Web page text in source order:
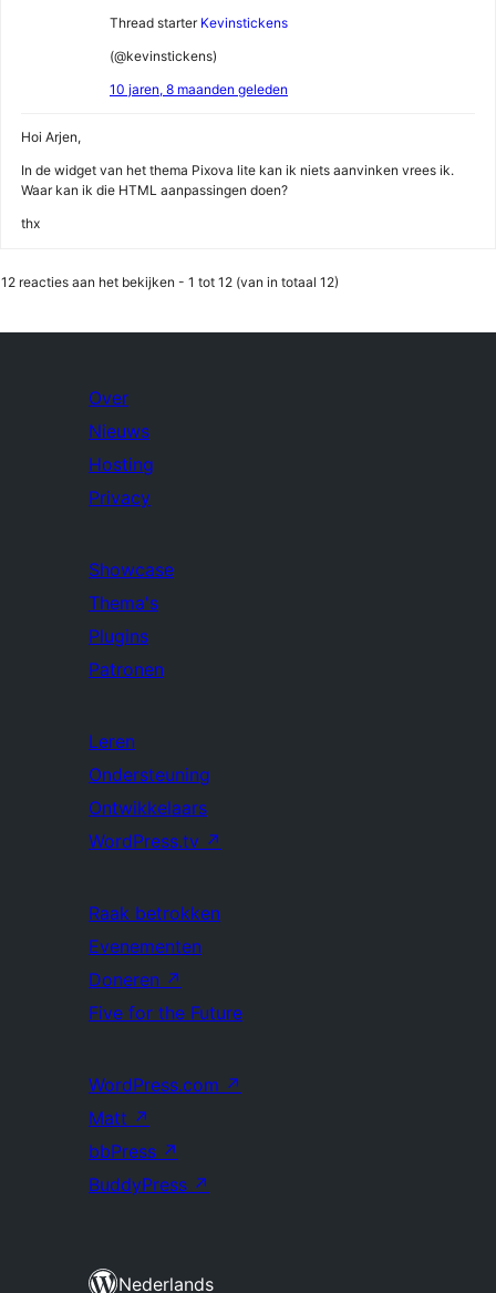
Thread starter Kevinstickens
(@kevinstickens)
10 jaren, 8 maanden geleden
Hoi Arjen,
In de widget van het thema Pixova lite kan ik niets aanvinken vrees ik.
Waar kan ik die HTML aanpassingen doen?
thx
12 reacties aan het bekijken - 1 tot 12 (van in totaal 12)
Over
Nieuws
Hosting
Privacy
Showcase
Thema's
Plugins
Patronen
Leren
Ondersteuning
Ontwikkelaars
WordPress.tv ↗
Raak betrokken
Evenementen
Doneren ↗
Five for the Future
WordPress.com ↗
Matt ↗
bbPress ↗
BuddyPress ↗
Nederlands